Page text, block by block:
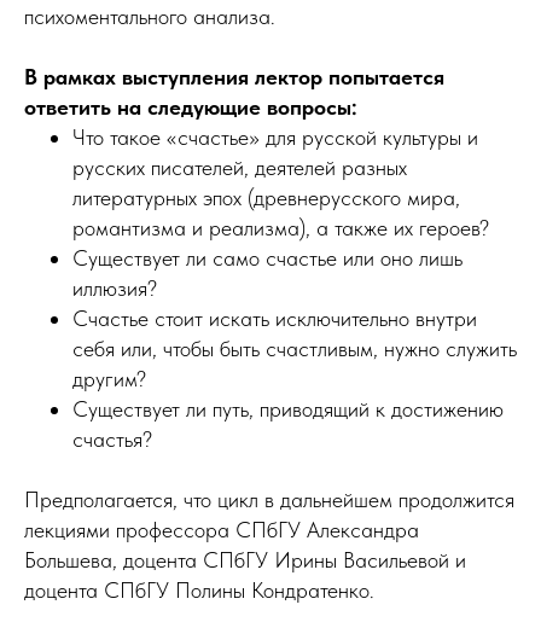
психоментального анализа.
В рамках выступления лектор попытается
ответить на следующие вопросы:
Что такое «счастье» для русской культуры и
русских писателей, деятелей разных
литературных эпох (древнерусского мира,
романтизма и реализма), а также их героев?
Существует ли само счастье или оно лишь
иллюзия?
Счастье стоит искать исключительно внутри
себя или, чтобы быть счастливым, нужно служить
другим?
Существует ли путь, приводящий к достижению
счастья?
Предполагается, что цикл в дальнейшем продолжится
лекциями профессора СПбГУ Александра
Большева, доцента СПбГУ Ирины Васильевой и
доцента СПбГУ Полины Кондратенко.